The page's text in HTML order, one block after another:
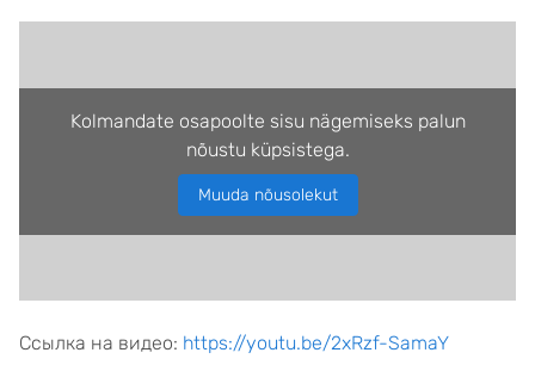
Kolmandate osapoolte sisu nägemiseks palun
nõustu küpsistega.
Muuda nõusolekut
Ссылка на видео: https://youtu.be/2xRzf-SamaY